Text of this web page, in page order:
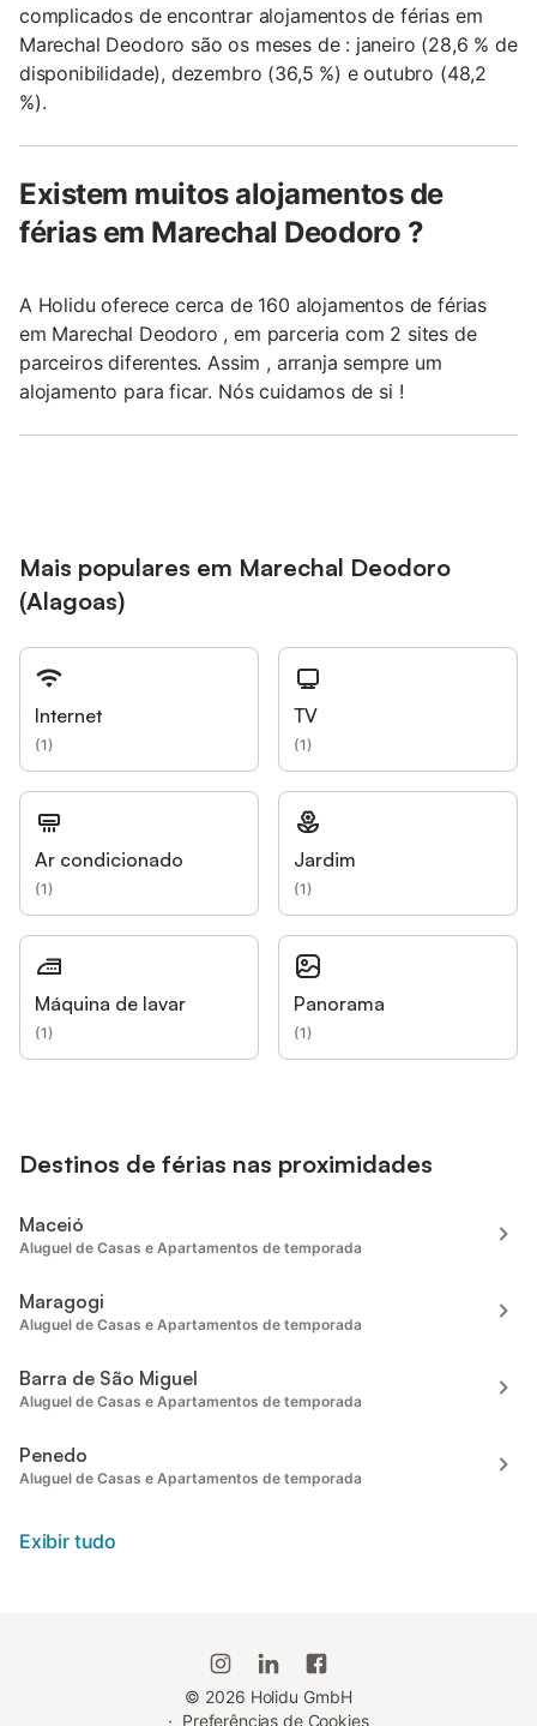
complicados de encontrar alojamentos de férias em
Marechal Deodoro são os meses de : janeiro (28,6 % de
disponibilidade), dezembro (36,5 %) e outubro (48,2
%).
Existem muitos alojamentos de
férias em Marechal Deodoro ?
A Holidu oferece cerca de 160 alojamentos de férias
em Marechal Deodoro , em parceria com 2 sites de
parceiros diferentes. Assim , arranja sempre um
alojamento para ficar. Nós cuidamos de si !
Mais populares em Marechal Deodoro
(Alagoas)
Internet
(1)
TV
(1)
Ar condicionado
(1)
Jardim
(1)
Máquina de lavar
(1)
Panorama
(1)
Destinos de férias nas proximidades
Maceió
Aluguel de Casas e Apartamentos de temporada
Maragogi
Aluguel de Casas e Apartamentos de temporada
Barra de São Miguel
Aluguel de Casas e Apartamentos de temporada
Penedo
Aluguel de Casas e Apartamentos de temporada
Exibir tudo
© 2026 Holidu GmbH
· Preferências de Cookies